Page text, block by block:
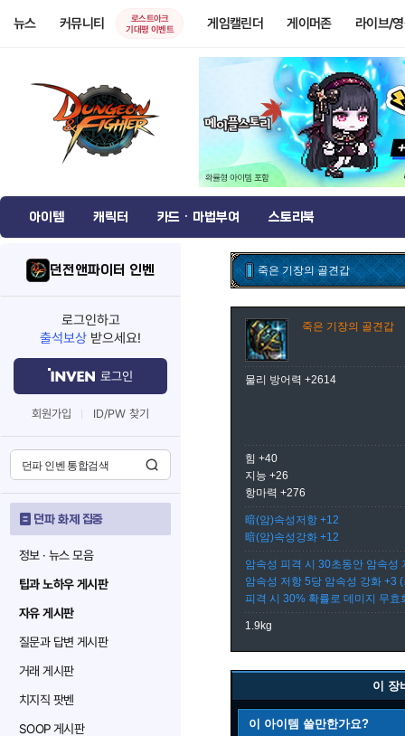
뉴스 커뮤니티
로스트아크
기대평 이벤트
게임캘린더 게이머존 라이브/
아이템 캐릭터 카드 · 마법부여 스토리북
던전앤파이터 인벤
로그인하고
출석보상 받으세요!
로그인
회원가입 ID/PW 찾기
던파 화제 집중
정보 · 뉴스 모음
팁과 노하우 게시판
자유 게시판
질문과 답변 게시판
거래 게시판
치지직 팟벤
SOOP 게시판
죽은 기장의 골견갑
죽은 기장의 골견갑
물리 방어력 +2614
힘 +40
지능 +26
항마력 +276
暗(암)속성저항 +12
暗(암)속성강화 +12
암속성 피격 시 30초동안 암속성
암속성 저항 5당 암속성 강화 +3
피격 시 30% 확률로 데미지 무효
1.9kg
이 장
이 아이템 쓸만한가요?